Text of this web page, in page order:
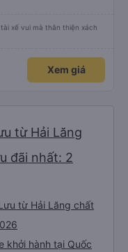
xế vui mà thân thiện xách
Xem giá
từ Hải Lăng
đãi nhất: 2
từ Hải Lăng chất
khởi hành tại Quốc